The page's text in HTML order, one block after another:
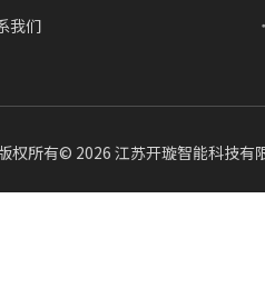
我们
权所有© 2026 江苏开璇智能科技有